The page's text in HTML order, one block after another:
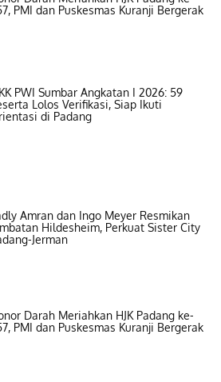
PMI dan Puskesmas Kuranji Bergerak
PWI Sumbar Angkatan I 2026: 59
Lolos Verifikasi, Siap Ikuti
di Padang
Amran dan Ingo Meyer Resmikan
Hildesheim, Perkuat Sister City
Jerman
Darah Meriahkan HJK Padang ke-
PMI dan Puskesmas Kuranji Bergerak